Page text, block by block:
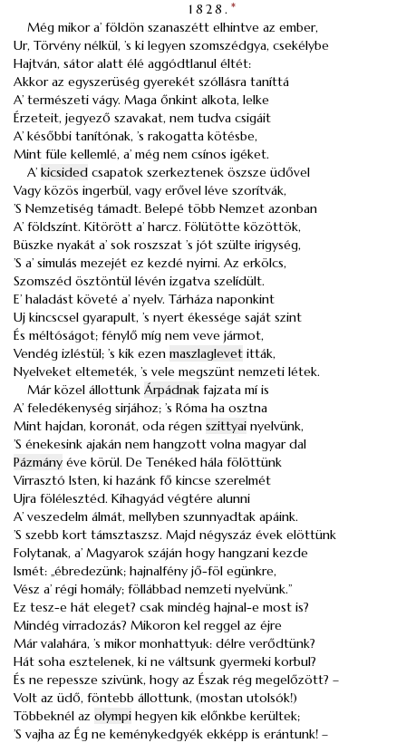
1828. *
Még mikor a’ földön szanaszétt elhintve az ember,
Ur, Törvény nélkül, ’s ki legyen szomszédgya, csekélybe
Hajtván, sátor alatt élé aggódtlanul éltét:
Akkor az egyszerüség gyerekét szóllásra taníttá
A’ természeti vágy. Maga őnkint alkota, lelke
Érzeteit, jegyező szavakat, nem tudva csigáit
A’ későbbi tanítónak, ’s rakogatta kötésbe,
Mint füle kellemlé, a’ még nem csínos igéket.
A’ kicsided csapatok szerkeztenek öszsze üdővel
Vagy közös ingerbül, vagy erővel léve szorítvák,
’S Nemzetiség támadt. Belepé több Nemzet azonban
A’ földszínt. Kitörött a’ harcz. Fölütötte közöttök,
Büszke nyakát a’ sok roszszat ’s jót szülte irigység,
’S a’ simulás mezejét ez kezdé nyirni. Az erkölcs,
Szomszéd ösztöntül lévén izgatva szelídült.
E’ haladást követé a’ nyelv. Tárháza naponkint
Uj kincscsel gyarapult, ’s nyert ékessége saját szint
És méltóságot; fénylő míg nem veve jármot,
Vendég izléstül; ’s kik ezen maszlaglevet itták,
Nyelveket eltemeték, ’s vele megszünt nemzeti létek.
Már közel állottunk Árpádnak fajzata mí is
A’ feledékenység sirjához; ’s Róma ha osztna
Mint hajdan, koronát, oda régen szittyai nyelvünk,
’S énekesink ajakán nem hangzott volna magyar dal
Pázmány éve körül. De Tenéked hála fölöttünk
Virrasztó Isten, ki hazánk fő kincse szerelmét
Ujra fölélesztéd. Kihagyád végtére alunni
A’ veszedelm álmát, mellyben szunnyadtak apáink.
’S szebb kort támsztaszsz. Majd négyszáz évek elöttünk
Folytanak, a’ Magyarok száján hogy hangzani kezde
Ismét: „ébredezünk; hajnalfény jő-föl egünkre,
Vész a’ régi homály; föllábbad nemzeti nyelvünk.”
Ez tesz-e hát eleget? csak mindég hajnal-e most is?
Mindég virradozás? Mikoron kel reggel az éjre
Már valahára, ’s mikor monhattyuk: délre verődtünk?
Hát soha esztelenek, ki ne váltsunk gyermeki korbul?
És ne repessze szivünk, hogy az Észak rég megelőzött? –
Volt az üdő, föntebb állottunk, (mostan utolsók!)
Többeknél az olympi hegyen kik előnkbe kerültek;
’S vajha az Ég ne keménykedgyék ekképp is erántunk! –